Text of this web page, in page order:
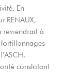
En
RENAUX,
reviendrait à
constatant